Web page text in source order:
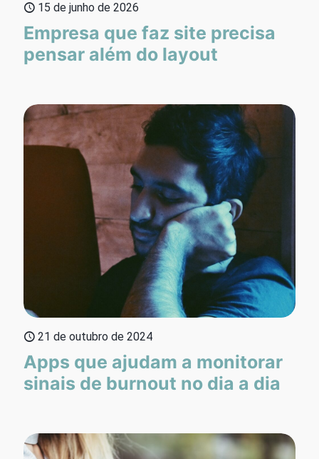
15 de junho de 2026
Empresa que faz site precisa
pensar além do layout
21 de outubro de 2024
Apps que ajudam a monitorar
sinais de burnout no dia a dia